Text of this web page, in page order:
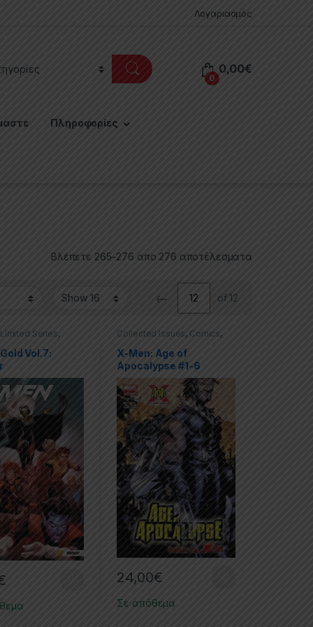
Λογαριασμός
0
0,00€
Πληροφορίες
Βλέπετε 265–276 απο 276 αποτέλεσματα
← of 12
Limited Series,
Vol.7:
Collected Issues, Comics,
X-Men: Age of
Apocalypse #1-6
24,00€
Σε απόθεμα